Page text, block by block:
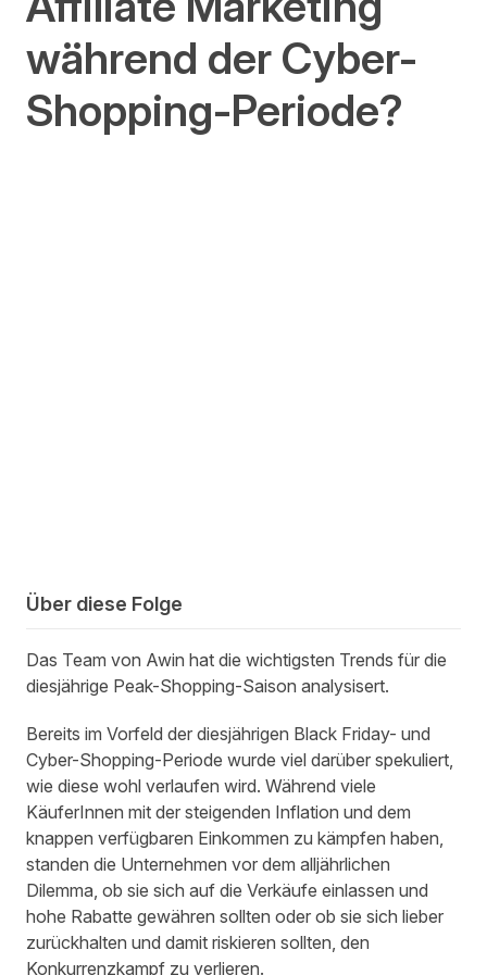
während der Cyber-
Shopping-Periode?
Über diese Folge
Das Team von Awin hat die wichtigsten Trends für die
diesjährige Peak-Shopping-Saison analysisert.
Bereits im Vorfeld der diesjährigen Black Friday- und
Cyber-Shopping-Periode wurde viel darüber spekuliert,
wie diese wohl verlaufen wird. Während viele
KäuferInnen mit der steigenden Inflation und dem
knappen verfügbaren Einkommen zu kämpfen haben,
standen die Unternehmen vor dem alljährlichen
Dilemma, ob sie sich auf die Verkäufe einlassen und
hohe Rabatte gewähren sollten oder ob sie sich lieber
zurückhalten und damit riskieren sollten, den
Konkurrenzkampf zu verlieren.